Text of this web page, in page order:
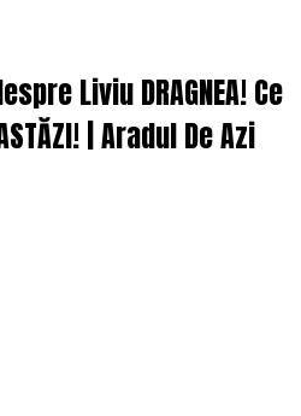
Liviu DRAGNEA! Ce
| Aradul De Azi